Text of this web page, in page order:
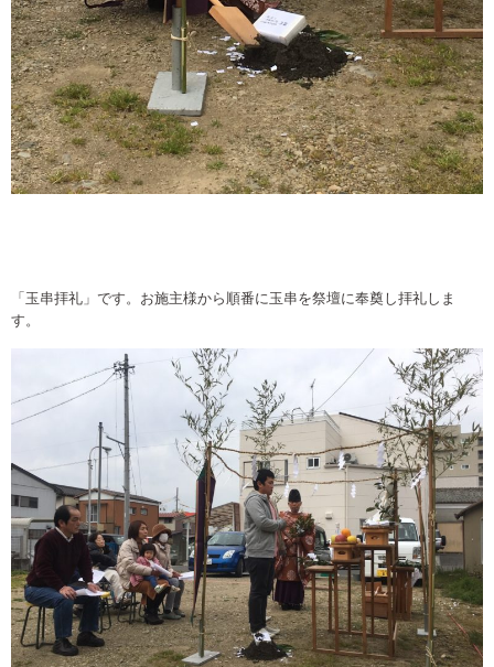
「玉串拝礼」です。お施主様から順番に玉串を祭壇に奉奠し拝礼しま
す。